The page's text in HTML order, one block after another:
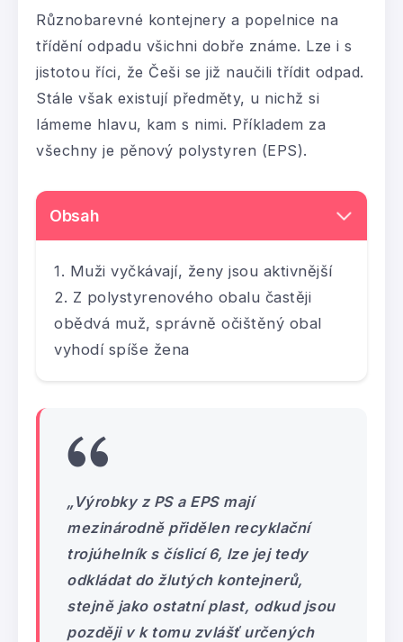
Různobarevné kontejnery a popelnice na
třídění odpadu všichni dobře známe. Lze i s
jistotou říci, že Češi se již naučili třídit odpad.
Stále však existují předměty, u nichž si
lámeme hlavu, kam s nimi. Příkladem za
všechny je pěnový polystyren (EPS).
Obsah
Muži vyčkávají, ženy jsou aktivnější
Z polystyrenového obalu častěji
obědvá muž, správně očištěný obal
vyhodí spíše žena
„Výrobky z PS a EPS mají
mezinárodně přidělen recyklační
trojúhelník s číslicí 6, lze jej tedy
odkládat do žlutých kontejnerů,
stejně jako ostatní plast, odkud jsou
později v k tomu zvlášť určených